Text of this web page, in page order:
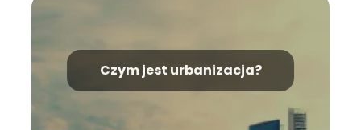
Czym jest urbanizacja?